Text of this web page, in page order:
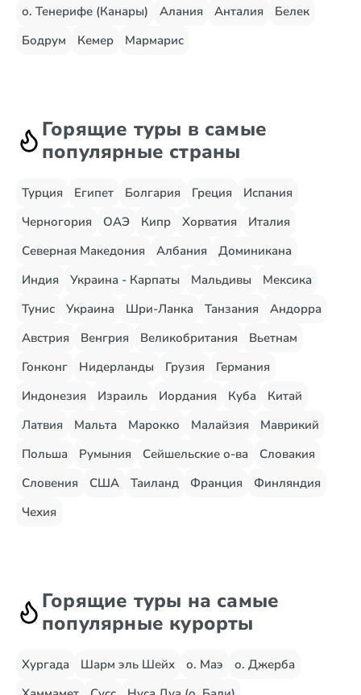
о. Тенерифе (Канары)
Алания Анталия
Белек
Бодрум
Кемер Мармарис
Горящие туры в самые
популярные страны
Турция Египет Болгария Греция
Испания
Черногория
ОАЭ Кипр Хорватия
Италия
Северная Македония
Албания
Доминикана
Индия
Украина - Карпаты Мальдивы
Мексика
Тунис
Украина Шри-Ланка Танзания
Андорра
Австрия
Венгрия Великобритания
Вьетнам
Гонконг
Нидерланды Грузия
Германия
Индонезия
Израиль Иордания Куба
Китай
Латвия
Мальта Марокко Малайзия
Маврикий
Польша
Румыния Сейшельские о-ва
Словакия
Словения
США Таиланд Франция
Финляндия
Чехия
Горящие туры на самые
популярные курорты
Хургада Шарм эль Шейх о. Маэ
о. Джерба